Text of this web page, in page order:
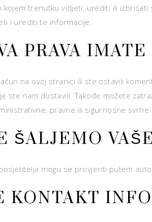
kojem trenutku vidjeti, urediti ili
i urediti te informacije.
PRAVA
na ovoj stranici ili ste ostavili
ste nam dostavili. Takođe možete
pravne ili sigurnosne svrhe.
ŠALJEMO
mogu se provjeriti putem
KONTAKT